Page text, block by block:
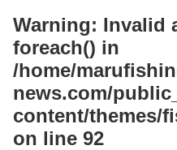
Warning: Invalid
foreach() in
/home/
news.com/
content/themes/
on line 92